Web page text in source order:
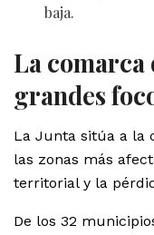
baja.
La comarca
grandes
La Junta sitúa a la
las zonas más
territorial y la
De los 32